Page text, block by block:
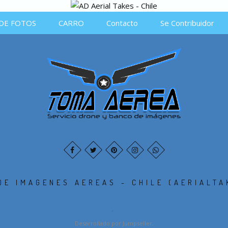
FOTOS CARRO Contacto Se Contribuidor
IMAGENES AEREAS - CHILE
.
Desarrollado por Jumpseller.